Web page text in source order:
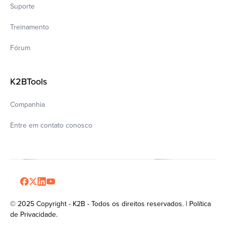
Suporte
Treinamento
Fórum
K2BTools
Companhia
Entre em contato conosco
© 2025 Copyright - K2B - Todos os direitos reservados. | Política
de Privacidade.